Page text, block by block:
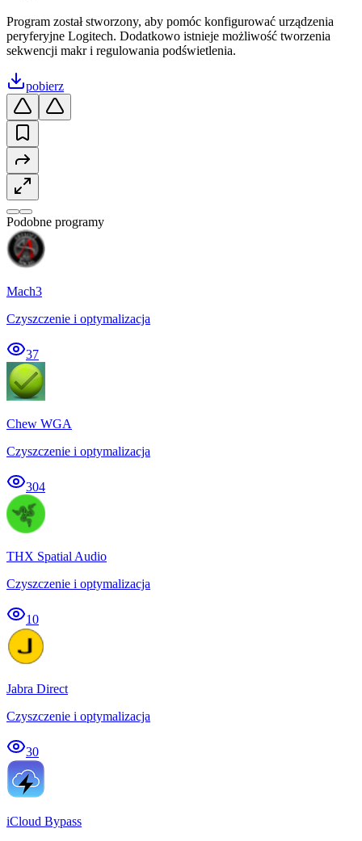
Program został stworzony, aby pomóc konfigurować urządzenia
peryferyjne Logitech. Dodatkowo istnieje możliwość tworzenia
sekwencji makr i regulowania podświetlenia.
pobierz
Podobne programy
Mach3
Czyszczenie i optymalizacja
37
Chew WGA
Czyszczenie i optymalizacja
304
THX Spatial Audio
Czyszczenie i optymalizacja
10
Jabra Direct
Czyszczenie i optymalizacja
30
iCloud Bypass